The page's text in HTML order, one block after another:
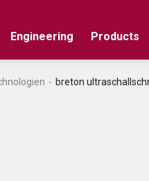
Engineering Products
breton